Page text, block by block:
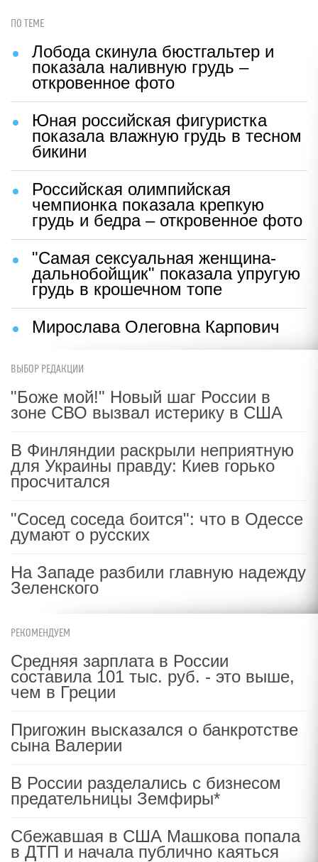
ПО ТЕМЕ
Лобода скинула бюстгальтер и
показала наливную грудь –
откровенное фото
Юная российская фигуристка
показала влажную грудь в тесном
бикини
Российская олимпийская
чемпионка показала крепкую
грудь и бедра – откровенное фото
"Самая сексуальная женщина-
дальнобойщик" показала упругую
грудь в крошечном топе
Мирослава Олеговна Карпович
ВЫБОР РЕДАКЦИИ
"Боже мой!" Новый шаг России в
зоне СВО вызвал истерику в США
В Финляндии раскрыли неприятную
для Украины правду: Киев горько
просчитался
"Сосед соседа боится": что в Одессе
думают о русских
На Западе разбили главную надежду
Зеленского
РЕКОМЕНДУЕМ
Средняя зарплата в России
составила 101 тыс. руб. - это выше,
чем в Греции
Пригожин высказался о банкротстве
сына Валерии
В России разделались с бизнесом
предательницы Земфиры*
Сбежавшая в США Машкова попала
в ДТП и начала публично каяться